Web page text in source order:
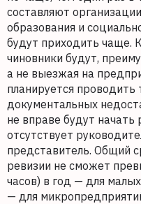
составляют
образования и
будут приходить чаще.
чиновники будут,
а не выезжая на
планируется проводить
документальных
не вправе будут начать
отсутствует
представитель. Общий
ревизии не сможет
часов) в год — для
— для